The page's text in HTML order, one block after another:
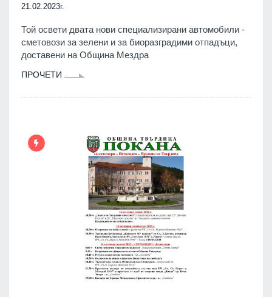
21.02.2023г.
Той освети двата нови специализирани автомобили -
сметовози за зелени и за биоразградими отпадъци,
доставени на Община Мездра
ПРОЧЕТИ